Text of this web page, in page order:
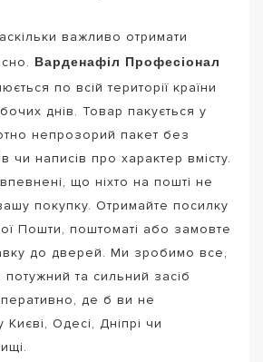
важливо отримати
Варденафіл Професіонал
по всій території країни
днів. Товар пакується у
непрозорий пакет без
чи написів про характер вмісту.
що ніхто на пошті не
покупку. Отримайте посилку
Пошти, поштоматі або замовте
до дверей. Ми зробимо все,
та сильний засіб
де б ви не
Одесі, Дніпрі чи